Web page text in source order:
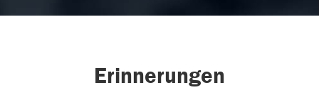
Erinnerungen